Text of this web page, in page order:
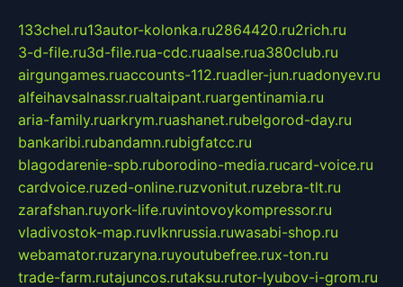
133chel.ru13autor-kolonka.ru2864420.ru2rich.ru
3-d-file.ru3d-file.rua-cdc.ruaalse.rua380club.ru
airgungames.ruaccounts-112.ruadler-jun.ruadonyev.ru
alfeihavsalnassr.rualtaipant.ruargentinamia.ru
aria-family.ruarkrym.ruashanet.rubelgorod-day.ru
bankaribi.rubandamn.rubigfatcc.ru
blagodarenie-spb.ruborodino-media.rucard-voice.ru
cardvoice.ruzed-online.ruzvonitut.ruzebra-tlt.ru
zarafshan.ruyork-life.ruvintovoykompressor.ru
vladivostok-map.ruvlknrussia.ruwasabi-shop.ru
webamator.ruzaryna.ruyoutubefree.rux-ton.ru
trade-farm.rutajuncos.rutaksu.rutor-lyubov-i-grom.ru